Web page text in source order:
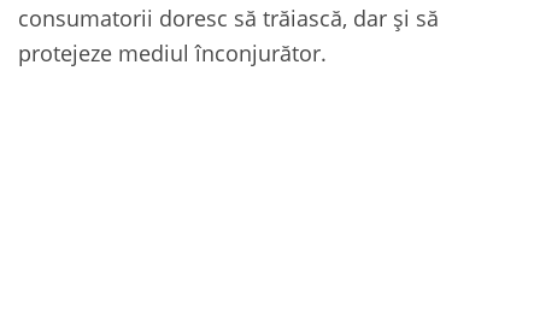
consumatorii doresc să trăiască, dar și să
protejeze mediul înconjurător.